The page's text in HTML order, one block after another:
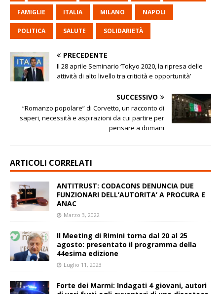
FAMIGLIE ITALIA MILANO NAPOLI
POLITICA SALUTE SOLIDARIETÀ
PRECEDENTE
Il 28 aprile Seminario ‘Tokyo 2020, la ripresa delle
attività di alto livello tra criticità e opportunità’
SUCCESSIVO
“Romanzo popolare” di Corvetto, un racconto di
saperi, necessità e aspirazioni da cui partire per
pensare a domani
ARTICOLI CORRELATI
ANTITRUST: CODACONS DENUNCIA DUE
FUNZIONARI DELL’AUTORITA’ A PROCURA E
ANAC
Marzo 3, 2022
Il Meeting di Rimini torna dal 20 al 25
agosto: presentato il programma della
44esima edizione
Luglio 11, 2023
Forte dei Marmi: Indagati 4 giovani, autori